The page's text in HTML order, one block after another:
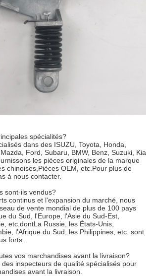
spécialités?
dans des ISUZU, Toyota, Honda,
Ford, Subaru, BMW, Benz, Suzuki, Kia
les pièces originales de la marque
chinoises,Pièces OEM, etc.Pour plus de
à nous contacter.
sont-ils vendus?
continus et l'expansion du marché, nous
de vente mondial de plus de 100 pays
du Sud, l'Europe, l'Asie du Sud-Est,
etc.dontLa Russie, les États-Unis,
l'Afrique du Sud, les Philippines, etc. sont
forts.
vos marchandises avant la livraison?
inspecteurs de qualité spécialisés pour
avant la livraison.